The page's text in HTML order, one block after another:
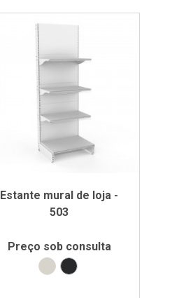
Estante mural de loja -
503
Preço sob consulta
Branco RAL9002
Preto RAL9005